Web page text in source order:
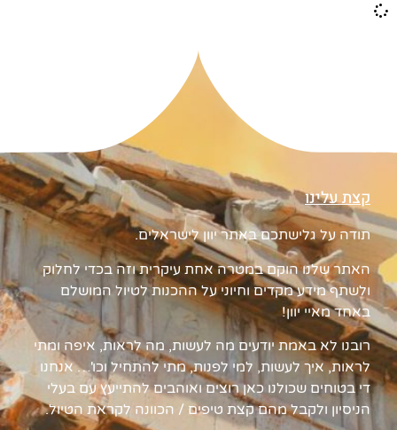
קצת עלינו
תודה על גלישתכם באתר יוון לישראלים.
האתר שלנו הוקם במטרה אחת עיקרית וזה בכדי לחלוק
ולשתף מידע מקדים וחיוני על ההכנות לטיול המושלם
באחד מאיי יוון!
רובנו לא באמת יודעים מה לעשות, מה לראות, איפה ומתי
לראות, איך לעשות, למי לפנות, מתי להתחיל וכו'… אנחנו
די בטוחים שכולנו כאן רוצים ואוהבים להתייעץ עם בעלי
הניסיון ולקבל מהם קצת טיפים / הכוונה לקראת הטיול.